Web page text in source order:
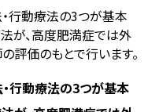
行動療法の3つが基本
が、高度肥満症では外
評価のもとで行います。
行動療法の3つが基本